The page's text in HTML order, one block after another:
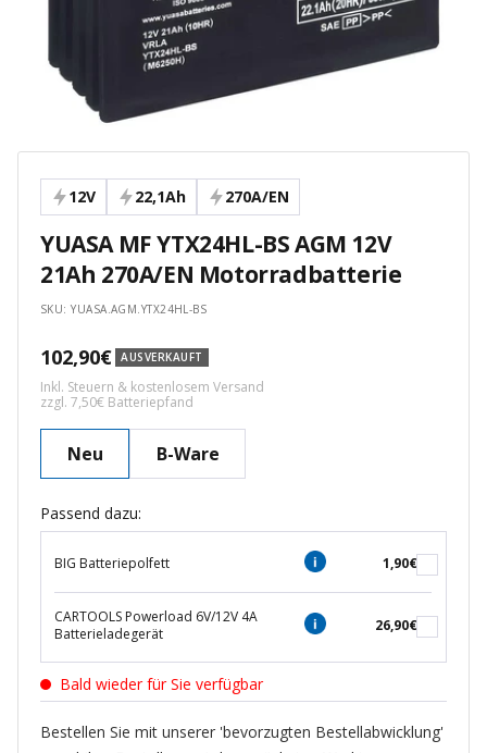
12V 22,1Ah 270A/EN
YUASA MF YTX24HL-BS AGM 12V
21Ah 270A/EN Motorradbatterie
SKU:YUASA.AGM.YTX24HL-BS
Angebotspreis
102,90€ AUSVERKAUFT
Inkl. Steuern & kostenlosem Versand
zzgl. 7,50€ Batteriepfand
Neu B-Ware
Passend dazu:
BIG Batteriepolfett 1,90€
CARTOOLS Powerload 6V/12V 4A
Batterieladegerät
26,90€
Bald wieder für Sie verfügbar
Bestellen Sie mit unserer 'bevorzugten Bestellabwicklung'